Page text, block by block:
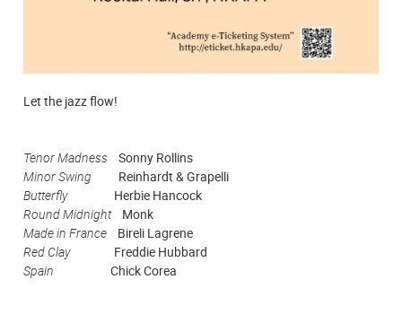
Let the jazz flow!
Tenor Madness
Sonny Rollins
Minor Swing
Reinhardt & Grapelli
Butterfly
Herbie Hancock
Round Midnight
Monk
Made in France
Bireli Lagrene
Red Clay
Freddie Hubbard
Spain
Chick Corea